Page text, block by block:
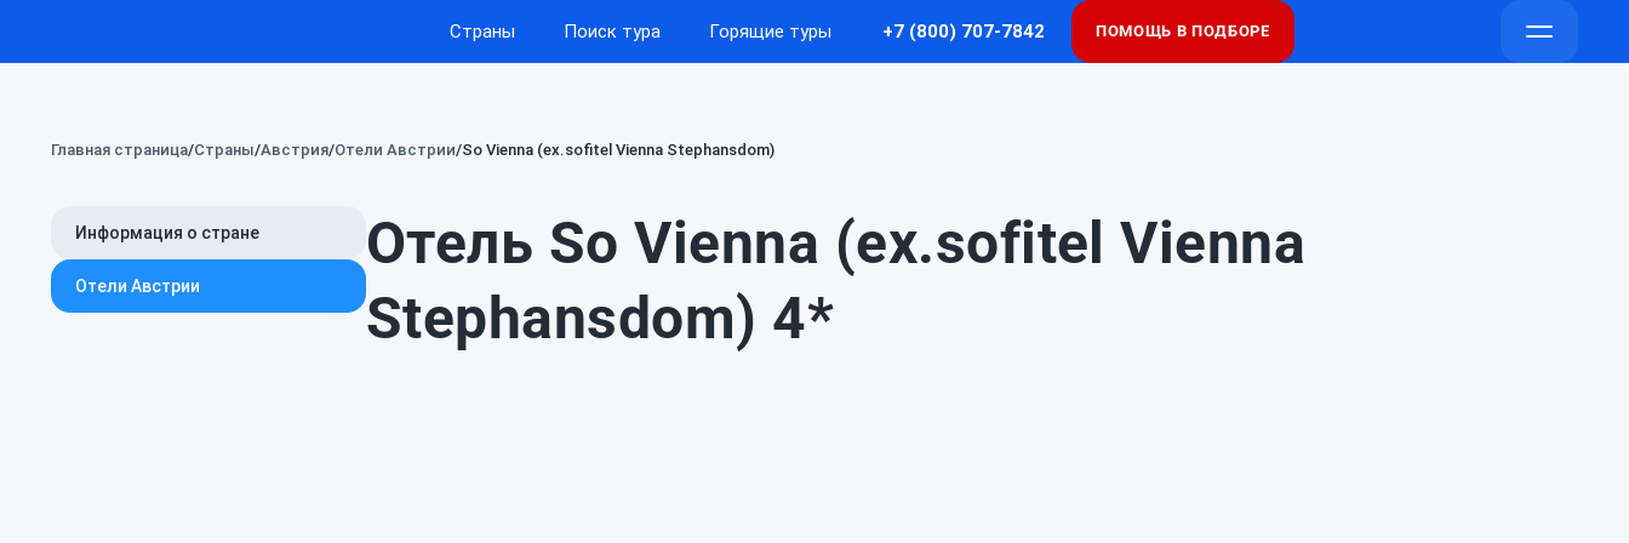
Страны Поиск тура Горящие туры +7 (800) 707-7842 ПОМОЩЬ В ПОДБОРЕ
Открыть
Главная страница Страны Австрия Отели Австрии So Vienna (ex.sofitel Vienna Stephansdom)
Отель So Vienna (ex.sofitel Vienna
Stephansdom) 4*
Информация о стране
Отели Австрии